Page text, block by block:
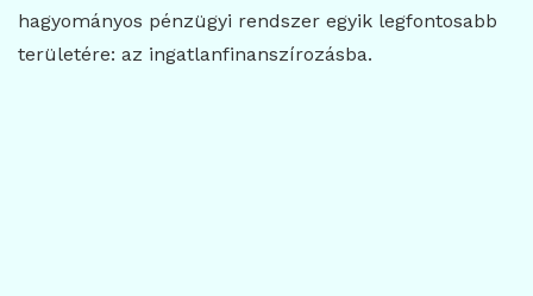
hagyományos pénzügyi rendszer egyik legfontosabb
területére: az ingatlanfinanszírozásba.